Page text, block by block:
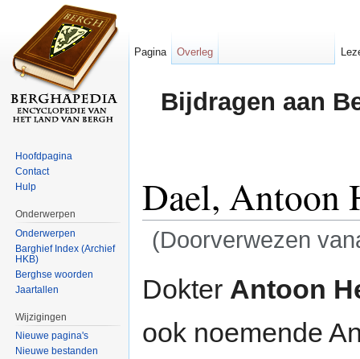
Bijdragen aan
Dael, Antoon
(Doorverwezen
Dokter Antoon
ook noemende
Pagina Overleg
Hoofdpagina
Contact
Hulp
Onderwerpen
Onderwerpen
Barghief Index (Archief
HKB)
Berghse woorden
Jaartallen
Wijzigingen
Nieuwe pagina's
Nieuwe bestanden